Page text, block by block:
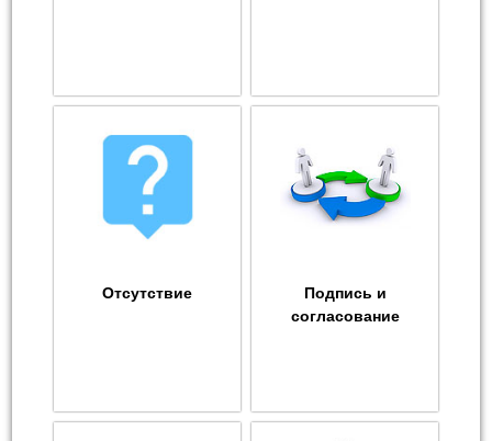
Отсутствие
Подпись и
согласование